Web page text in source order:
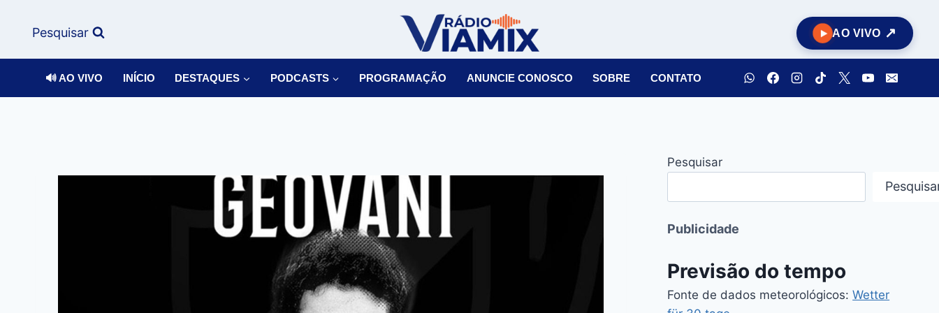
Pesquisar AO VIVO
🔊 AO VIVO INÍCIO DESTAQUES PODCASTS PROGRAMAÇÃO ANUNCIE CONOSCO SOBRE CONTATO
Pesquisar
Publicidade
Previsão do tempo
Fonte de dados meteorológicos:Wetter